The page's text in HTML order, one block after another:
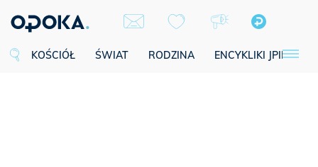
KOŚCIÓŁ ŚWIAT RODZINA ENCYKLIKI JPII